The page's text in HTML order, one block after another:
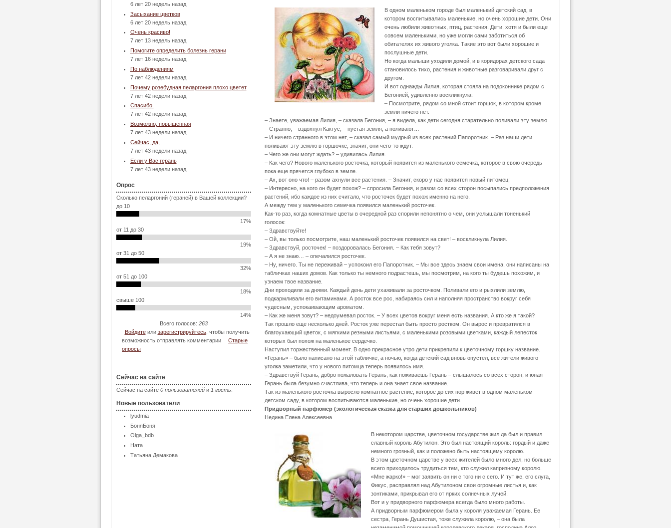
6 лет 20 недель назад
Засыхание цветков
6 лет 20 недель назад
Очень красиво!
7 лет 13 недель назад
Помогите определить болезнь герани
7 лет 16 недель назад
По наблюдениям
7 лет 42 недели назад
Почему розебудная пеларгония плохо цветет
7 лет 42 недели назад
Спасибо.
7 лет 42 недели назад
Возможно, повышенная
7 лет 43 недели назад
Сейчас, да,
7 лет 43 недели назад
Если у Вас герань
7 лет 43 недели назад
Опрос
Сколько пеларгоний (гераней) в Вашей коллекции?
до 10
17%
от 11 до 30
19%
от 31 до 50
32%
от 51 до 100
18%
свыше 100
14%
Всего голосов: 263
Войдитеили зарегистрируйтесь, чтобы получить
возможность отправлять комментарии
Старые
опросы
Сейчас на сайте
Сейчас на сайте 0 пользователей и 1 гость
Новые пользователи
lyudmia
БоняБоня
Olga_bdb
Ната
Татьяна Демакова
В одном маленьком городе был маленький детский сад, в
котором воспитывались маленькие, но очень хорошие дети. Они
очень любили животных, птиц, растения. Дети, хотя и были еще
совсем маленькими, но уже могли сами заботиться об
обитателях их живого уголка. Такие это вот были хорошие и
послушные дети.
Но когда малыши уходили домой, и в коридорах детского сада
становилось тихо, растения и животные разговаривали друг с
другом.
И вот однажды Лилия, которая стояла на подоконнике рядом с
Бегонией, удивленно воскликнула:
– Посмотрите, рядом со мной стоит горшок, в котором кроме
земли ничего нет.
– Знаете, уважаемая Лилия, – сказала Бегония, – я видела, как дети сегодня старательно поливали эту землю.
– Странно, – вздохнул Кактус, – пустая земля, а поливают…
– И ничего странного в этом нет, – сказал самый мудрый из всех растений Папоротник. – Раз наши дети
поливают эту землю в горшочке, значит, они чего-то ждут.
– Чего же они могут ждать? – удивилась Лилия.
– Как чего? Нового маленького росточка, который появится из маленького семечка, которое в свою очередь
пока еще прячется глубоко в земле.
– Ах, вот оно что! – разом ахнули все растения. – Значит, скоро у нас появится новый питомец!
– Интересно, на кого он будет похож? – спросила Бегония, и разом со всех сторон посыпались предположения
растений, ибо каждое из них считало, что росточек будет похож именно на него.
А между тем у маленького семечка появился маленький росточек.
Как-то раз, когда комнатные цветы в очередной раз спорили непонятно о чем, они услышали тоненький
голосок:
– Здравствуйте!
– Ой, вы только посмотрите, наш маленький росточек появился на свет! – воскликнула Лилия.
– Здравствуй, росточек! – поздоровалась Бегония. – Как тебя зовут?
– А я не знаю… – опечалился росточек.
– Ну, ничего. Ты не переживай – успокоил его Папоротник. – Мы все здесь знаем свои имена, они написаны на
табличках наших домов. Как только ты немного подрастешь, мы посмотрим, на кого ты будешь похожим, и
узнаем твое название.
Дни проходили за днями. Каждый день дети ухаживали за росточком. Поливали его и рыхлили землю,
подкармливали его витаминами. А росток все рос, набираясь сил и наполняя пространство вокруг себя
чудесным, успокаивающим ароматом.
– Как же меня зовут? – недоумевал росток. – У всех цветов вокруг меня есть названия. А кто же я такой?
Так прошло еще несколько дней. Росток уже перестал быть просто ростком. Он вырос и превратился в
благоухающий цветок, с мягкими резными листьями, с маленькими розовыми цветками, каждый лепесток
которых был похож на маленькое сердечко.
Наступил торжественный момент. В одно прекрасное утро дети прикрепили к цветочному горшку название.
«Герань» – было написано на этой табличке, а ночью, когда детский сад вновь опустел, все жители живого
уголка заметили, что у нового питомца теперь появилось имя.
– Здравствуй Герань, добро пожаловать Герань, как поживаешь Герань – слышалось со всех сторон, и юная
Герань была безумно счастлива, что теперь и она знает свое название.
Так из маленького росточка выросло комнатное растение, которое до сих пор живет в одном маленьком
детском саду, в котором воспитываются маленькие, но очень хорошие дети.
Придворный парфюмер (экологическая сказка для старших дошкольников)
Недина Елена Алексеевна
В некотором царстве, цветочном государстве жил да был и правил
славный король Абутилон. Это был настоящий король: гордый и даже
немного грозный, как и положено быть настоящему королю.
В этом цветочном царстве у всех жителей было много дел, но больше
всего приходилось трудиться тем, кто служил капризному королю.
«Мне жарко!» – мог заявить он ни с того ни с сего. И тут же, его слуга,
Фикус, расправлял над Абутилоном свои огромные листья и, как
зонтиками, прикрывал его от ярких солнечных лучей.
Вот и у придворного парфюмера всегда было много работы.
А придворным парфюмером была у короля уважаемая Герань. Ее
сестра, Герань Душистая, тоже служила королю, – она была